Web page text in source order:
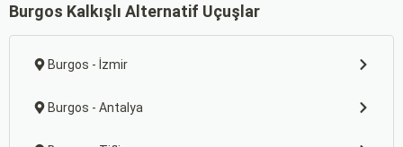
Burgos Kalkışlı Alternatif Uçuşlar
Burgos - İzmir
Burgos - Antalya